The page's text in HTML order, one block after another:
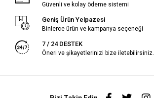
Güvenli ve kolay ödeme sistemi
Geniş Ürün Yelpazesi
Binlerce ürün ve kampanya seçeneği
7 / 24 DESTEK
Öneri ve şikayetlerinizi bize iletebilirsiniz.